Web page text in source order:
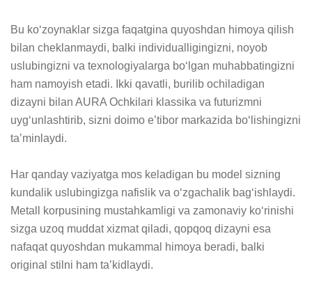
Bu ko‘zoynaklar sizga faqatgina quyoshdan himoya qilish
bilan cheklanmaydi, balki individualligingizni, noyob
uslubingizni va texnologiyalarga bo‘lgan muhabbatingizni
ham namoyish etadi. Ikki qavatli, burilib ochiladigan
dizayni bilan AURA Ochkilari klassika va futurizmni
uyg‘unlashtirib, sizni doimo e’tibor markazida bo‘lishingizni
ta’minlaydi.
Har qanday vaziyatga mos keladigan bu model sizning
kundalik uslubingizga nafislik va o‘zgachalik bag‘ishlaydi.
Metall korpusining mustahkamligi va zamonaviy ko‘rinishi
sizga uzoq muddat xizmat qiladi, qopqoq dizayni esa
nafaqat quyoshdan mukammal himoya beradi, balki
original stilni ham ta’kidlaydi.